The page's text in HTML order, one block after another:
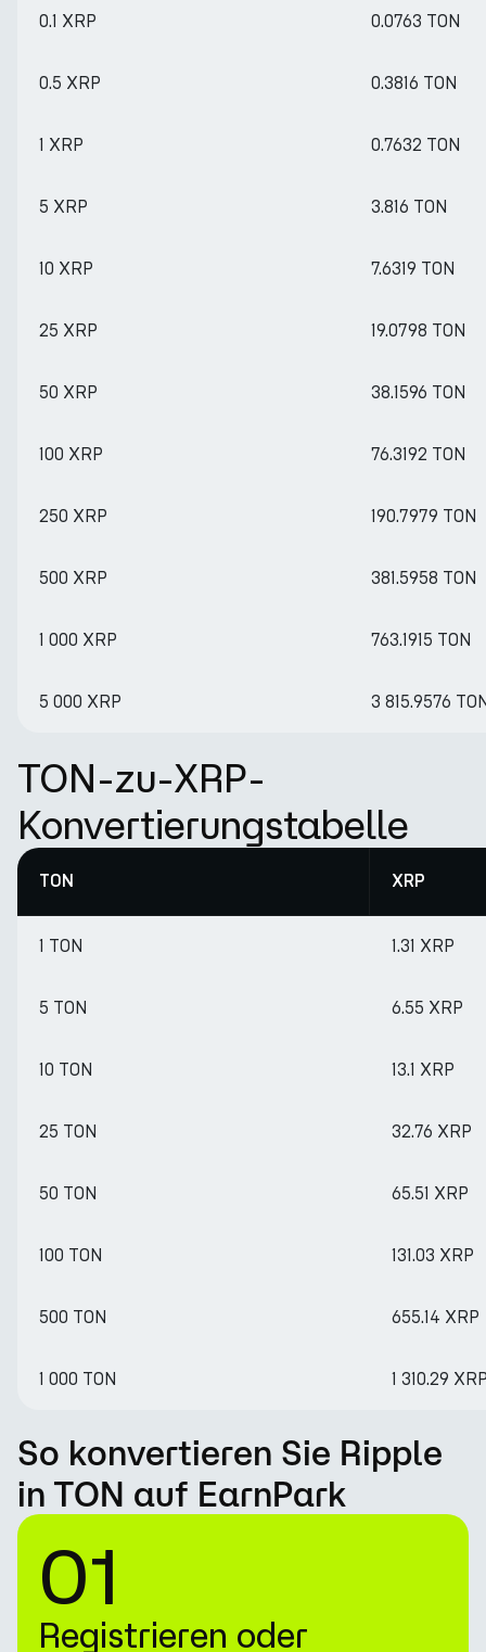
0.1 XRP 0.0763 TON
0.5 XRP 0.3816 TON
1 XRP 0.7632 TON
5 XRP 3.816 TON
10 XRP 7.6319 TON
25 XRP 19.0798 TON
50 XRP 38.1596 TON
100 XRP 76.3192 TON
250 XRP 190.7979 TON
500 XRP 381.5958 TON
1 000 XRP 763.1915 TON
5 000 XRP 3 815.9576
TON-zu-XRP-
Konvertierungstabelle
TON XRP
1 TON 1.31 XRP
5 TON 6.55 XRP
10 TON 13.1 XRP
25 TON 32.76 XRP
50 TON 65.51 XRP
100 TON 131.03 XRP
500 TON 655.14 XRP
1 000 TON 1 310.29
So konvertieren Sie Ripple
in TON auf EarnPark
01
Registrieren oder